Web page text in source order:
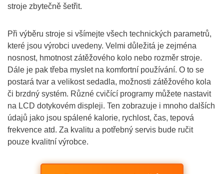
stroje zbytečně šetřit.
Při výběru stroje si všímejte všech technických parametrů,
které jsou výrobci uvedeny. Velmi důležitá je zejména
nosnost, hmotnost zátěžového kolo nebo rozměr stroje.
Dále je pak třeba myslet na komfortní používání. O to se
postará tvar a velikost sedadla, možnosti zátěžového kola
či brzdný systém. Různé cvičící programy můžete nastavit
na LCD dotykovém displeji. Ten zobrazuje i mnoho dalších
údajů jako jsou spálené kalorie, rychlost, čas, tepová
frekvence atd. Za kvalitu a potřebný servis bude ručit
pouze kvalitní výrobce.